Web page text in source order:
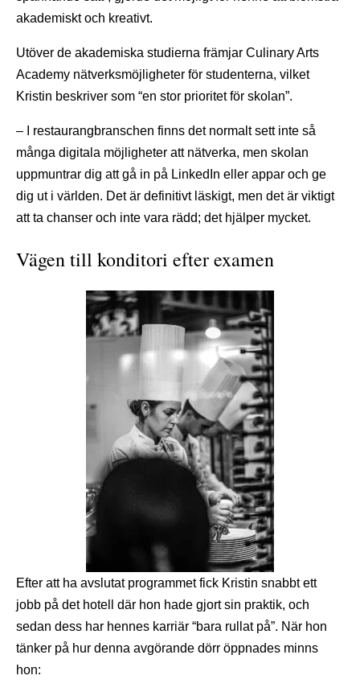
akademiskt och kreativt.
Utöver de akademiska studierna främjar Culinary Arts
Academy nätverksmöjligheter för studenterna, vilket
Kristin beskriver som “en stor prioritet för skolan”.
– I restaurangbranschen finns det normalt sett inte så
många digitala möjligheter att nätverka, men skolan
uppmuntrar dig att gå in på LinkedIn eller appar och ge
dig ut i världen. Det är definitivt läskigt, men det är viktigt
att ta chanser och inte vara rädd; det hjälper mycket.
Vägen till konditori efter examen
Efter att ha avslutat programmet fick Kristin snabbt ett
jobb på det hotell där hon hade gjort sin praktik, och
sedan dess har hennes karriär “bara rullat på”. När hon
tänker på hur denna avgörande dörr öppnades minns
hon: